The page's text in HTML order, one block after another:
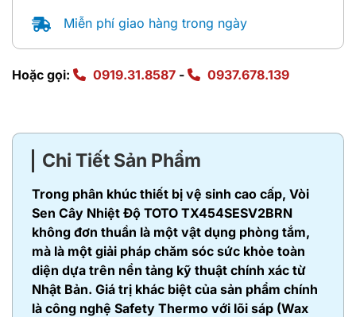
Miễn phí giao hàng trong ngày
Hoặc gọi: 0919.31.8587 - 0937.678.139
Chi Tiết Sản Phẩm
Trong phân khúc thiết bị vệ sinh cao cấp, Vòi
Sen Cây Nhiệt Độ TOTO TX454SESV2BRN
không đơn thuần là một vật dụng phòng tắm,
mà là một giải pháp chăm sóc sức khỏe toàn
diện dựa trên nền tảng kỹ thuật chính xác từ
Nhật Bản. Giá trị khác biệt của sản phẩm chính
là công nghệ Safety Thermo với lõi sáp (Wax